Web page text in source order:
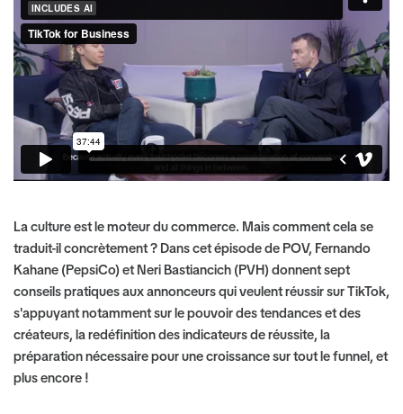
La culture est le moteur du commerce. Mais comment cela se
traduit-il concrètement ? Dans cet épisode de POV, Fernando
Kahane (PepsiCo) et Neri Bastiancich (PVH) donnent sept
conseils pratiques aux annonceurs qui veulent réussir sur TikTok,
s'appuyant notamment sur le pouvoir des tendances et des
créateurs, la redéfinition des indicateurs de réussite, la
préparation nécessaire pour une croissance sur tout le funnel, et
plus encore !